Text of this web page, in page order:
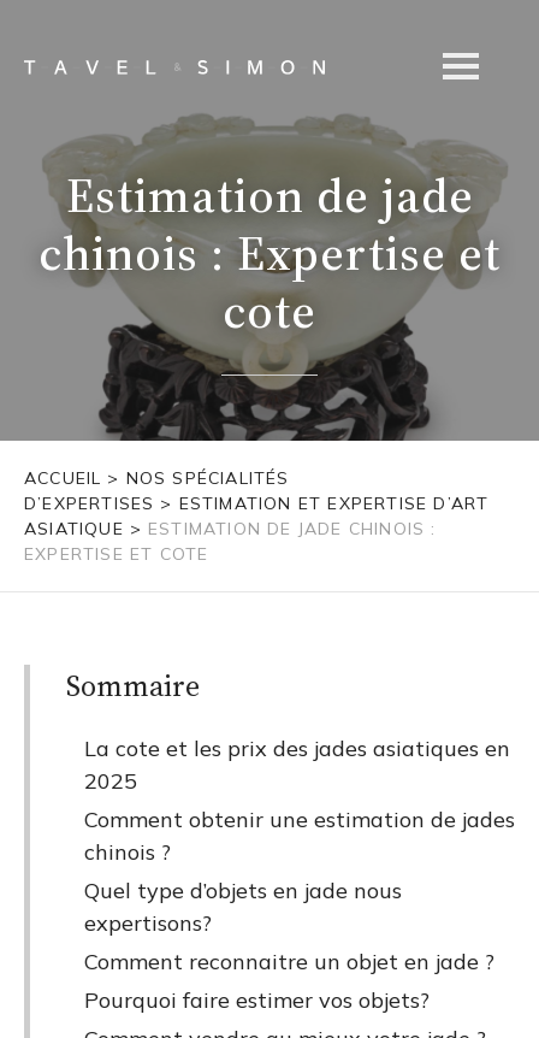
Estimation de jade
chinois : Expertise et
cote
ACCUEIL > NOS SPÉCIALITÉS
D’EXPERTISES > ESTIMATION ET EXPERTISE D’ART
ASIATIQUE > ESTIMATION DE JADE CHINOIS :
EXPERTISE ET COTE
Sommaire
La cote et les prix des jades asiatiques en
2025
Comment obtenir une estimation de jades
chinois ?
Quel type d’objets en jade nous
expertisons?
Comment reconnaitre un objet en jade ?
Pourquoi faire estimer vos objets?